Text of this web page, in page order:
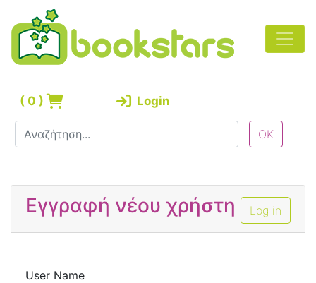
( 0 ) Login
Log in
Εγγραφή νέου χρήστη
User Name